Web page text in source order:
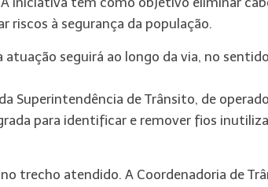
riscos à segurança da população.
seguirá ao longo da via, no
Superintendência de Trânsito, de
para identificar e remover fios
trecho atendido. A Coordenadoria de